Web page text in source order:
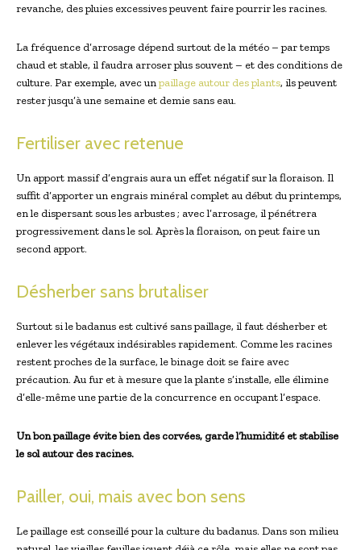
revanche, des pluies excessives peuvent faire pourrir les racines.
La fréquence d’arrosage dépend surtout de la météo – par temps
chaud et stable, il faudra arroser plus souvent – et des conditions de
‍culture. Par exemple, avec un ⁤paillage autour des plants,​ ils peuvent
rester jusqu’à une semaine et demie⁣ sans eau.
Fertiliser avec retenue
Un apport massif d’engrais aura un effet négatif sur la floraison. Il
suffit d’apporter un engrais minéral complet‌ au début du printemps,
en le dispersant sous les arbustes ; avec l’arrosage, il pénétrera
⁤progressivement dans le sol. Après la floraison, on peut faire un⁣
second apport.
Désherber sans brutaliser
Surtout si le badanus est cultivé⁤ sans paillage, il faut désherber et
enlever les végétaux indésirables rapidement. Comme les racines
restent proches de ‍la surface, le binage‍ doit se ⁣faire avec
précaution. Au fur et à mesure que la plante s’installe, elle élimine
d’elle-même une partie de la concurrence en occupant l’espace.
Un ‌bon paillage évite bien des ‍corvées, garde l’humidité​ et stabilise
le sol autour des racines.
Pailler, oui, mais ​avec ‌bon sens
Le paillage est conseillé⁣ pour la culture du badanus. Dans son milieu